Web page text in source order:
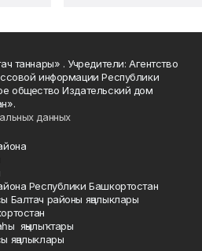
таннары» . Учредители: Агентство
информации Республики
общество Издательский дом
данных
Республики Башкортостан
Балтач районы яңалыклары
яңылыҡтары
яңалыклары